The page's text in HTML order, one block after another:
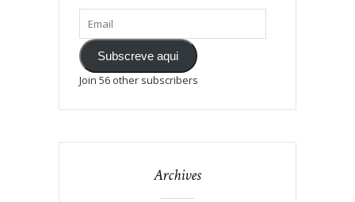
Subscreve aqui
Join 56 other subscribers
Archives